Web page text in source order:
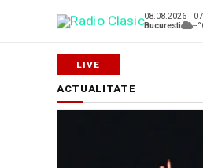
08.08.2026 |
Bucuresti
--
ACTUALITATE